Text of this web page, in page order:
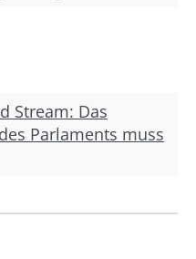
Stream: Das
Parlaments muss